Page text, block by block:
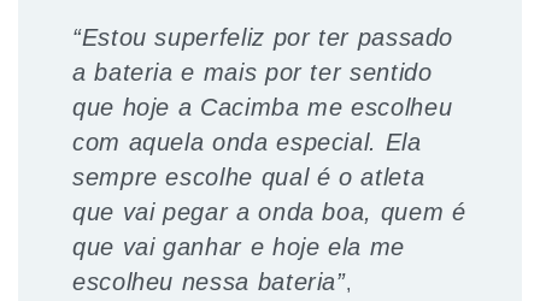
“Estou superfeliz por ter passado
a bateria e mais por ter sentido
que hoje a Cacimba me escolheu
com aquela onda especial. Ela
sempre escolhe qual é o atleta
que vai pegar a onda boa, quem é
que vai ganhar e hoje ela me
escolheu nessa bateria”,